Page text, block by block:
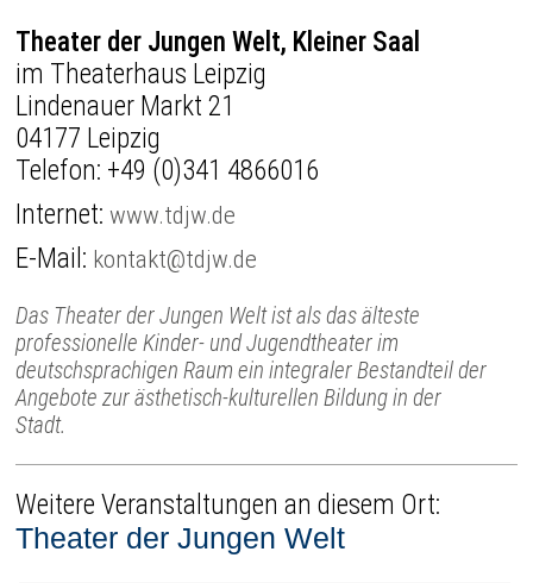
Theater der Jungen Welt, Kleiner Saal
im Theaterhaus Leipzig
Lindenauer Markt 21
04177 Leipzig
Telefon: +49 (0)341 4866016
Internet:www.tdjw.de
E-Mail: kontakt@tdjw.de
Das Theater der Jungen Welt ist als das älteste
professionelle Kinder- und Jugendtheater im
deutschsprachigen Raum ein integraler Bestandteil der
Angebote zur ästhetisch-kulturellen Bildung in der
Stadt.
Weitere Veranstaltungen an diesem Ort:
Theater der Jungen Welt